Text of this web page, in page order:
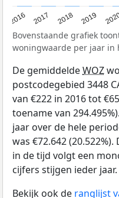
2016 2017 2018 2019
Bovenstaande grafiek
woningwaarde per jaar in
De gemiddeldeWOZ
postcodegebied 3448
van €222 in 2016 tot
toename van
jaar over de hele
was €72.642
in de tijd volgt een
cijfers stijgen ieder jaar.
Bekijk ook de ranglijst